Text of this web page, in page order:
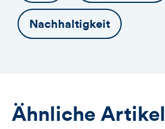
Nachhaltigkeit
Ähnliche Artikel